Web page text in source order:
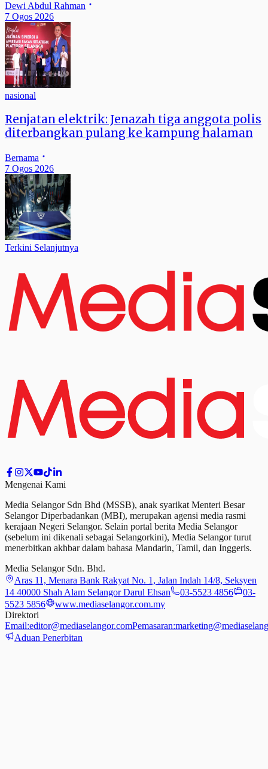
Dewi Abdul Rahman
7 Ogos 2026
nasional
Renjatan elektrik: Jenazah tiga anggota polis
diterbangkan pulang ke kampung halaman
Bernama
7 Ogos 2026
Terkini Selanjutnya
Mengenai Kami
Media Selangor Sdn Bhd (MSSB), anak syarikat Menteri Besar
Selangor Diperbadankan (MBI), merupakan agensi media rasmi
kerajaan Negeri Selangor. Selain portal berita Media Selangor
(sebelum ini dikenali sebagai Selangorkini), Media Selangor turut
menerbitkan akhbar dalam bahasa Mandarin, Tamil, dan Inggeris.
Media Selangor Sdn. Bhd.
Aras 11, Menara Bank Rakyat No. 1, Jalan Indah 14/8, Seksyen
14 40000 Shah Alam Selangor Darul Ehsan
03-5523 4856
03-
5523 5856
www.mediaselangor.com.my
Direktori
Email:editor@mediaselangor.comPemasaran:
Aduan Penerbitan